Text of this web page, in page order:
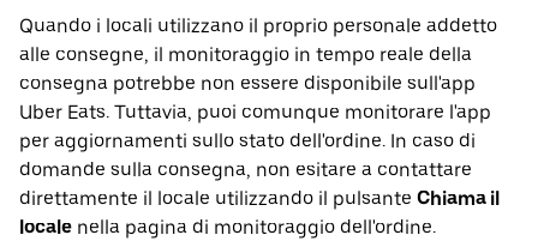
Quando i locali utilizzano il proprio personale addetto
alle consegne, il monitoraggio in tempo reale della
consegna potrebbe non essere disponibile sull'app
Uber Eats. Tuttavia, puoi comunque monitorare l'app
per aggiornamenti sullo stato dell'ordine. In caso di
domande sulla consegna, non esitare a contattare
direttamente il locale utilizzando il pulsante Chiama il
locale nella pagina di monitoraggio dell'ordine.